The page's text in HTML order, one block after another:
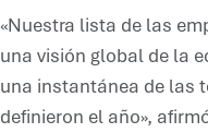
«Nuestra lista de las
una visión global de la
una instantánea de las
definieron el año»,